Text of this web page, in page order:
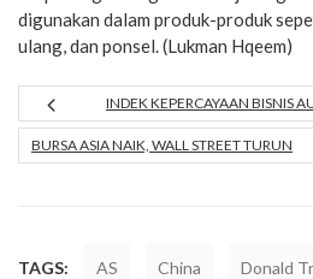
digunakan dalam produk-produk
ulang, dan ponsel. (Lukman Hqeem)
INDEK KEPERCAYAAN BISNIS
BURSA ASIA NAIK, WALL STREET TURUN
TAGS: AS China Donald